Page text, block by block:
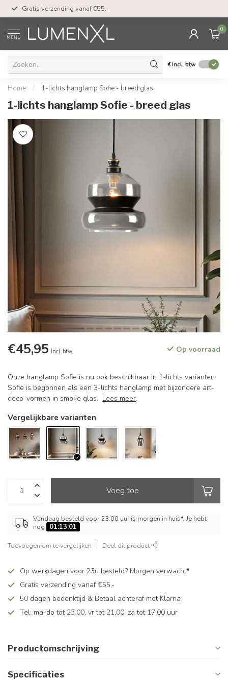
Gratis verzending vanaf €55,-
MENU
0
€Incl. btw
Home / 1-lichts hanglamp Sofie - breed glas
1-lichts hanglamp Sofie - breed glas
€45,95 Incl. btw Op voorraad
Onze hanglamp Sofie is nu ook beschikbaar in 1-lichts varianten.
Sofie is begonnen als een 3-lichts hanglamp met bijzondere art-
deco-vormen in smoke glas. Lees meer.
Vergelijkbare varianten
Voeg toe
Vandaag besteld voor 23.00 uur is morgen in huis*. Je hebt
nog
01:13:00
Toevoegen om te vergelijken Deel dit product
Op werkdagen voor 23u besteld? Morgen verwacht*
Gratis verzending vanaf €55,-
50 dagen bedenktijd & Betaal achteraf met Klarna
Tel: ma-do tot 23.00, vr tot 21.00, za tot 17.00 uur
Productomschrijving
Specificaties